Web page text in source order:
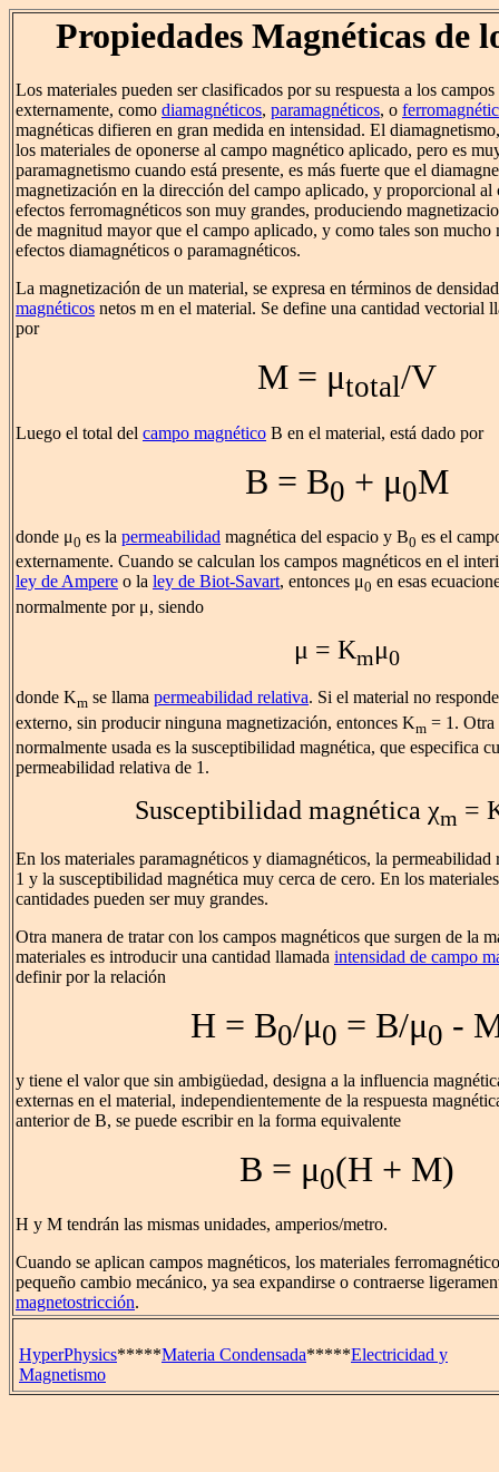
Propiedades Magnéticas de
Los materiales pueden ser clasificados por su respuesta a los
externamente, como diamagnéticos, paramagnéticos, o
magnéticas difieren en gran medida en intensidad. El
los materiales de oponerse al campo magnético aplicado, pero es
paramagnetismo cuando está presente, es más fuerte que el
magnetización en la dirección del campo aplicado, y proporcional al
efectos ferromagnéticos son muy grandes, produciendo
de magnitud mayor que el campo aplicado, y como tales son mucho
efectos diamagnéticos o paramagnéticos.
La magnetización de un material, se expresa en términos de
magnéticos netos m en el material. Se define una cantidad vectorial
por
M = μtotal/V
Luego el total del campo magnético B en el material, está dado por
B = B0 + μ0M
donde μ0 es la permeabilidad magnética del espacio y B0 es el
externamente. Cuando se calculan los campos magnéticos en el
ley de Ampere o la ley de Biot-Savart, entonces μ0 en esas
normalmente por μ, siendo
μ = Kmμ0
donde Km se llama permeabilidad relativa. Si el material no
externo, sin producir ninguna magnetización, entonces Km = 1. Otra
normalmente usada es la susceptibilidad magnética, que especifica
permeabilidad relativa de 1.
Susceptibilidad magnética χm =
En los materiales paramagnéticos y diamagnéticos, la permeabilidad
1 y la susceptibilidad magnética muy cerca de cero. En los
cantidades pueden ser muy grandes.
Otra manera de tratar con los campos magnéticos que surgen de la
materiales es introducir una cantidad llamada intensidad de campo
definir por la relación
H = B0/μ0 = B/μ0 -
y tiene el valor que sin ambigüedad, designa a la influencia
externas en el material, independientemente de la respuesta
anterior de B, se puede escribir en la forma equivalente
B = μ0(H + M)
H y M tendrán las mismas unidades, amperios/metro.
Cuando se aplican campos magnéticos, los materiales
pequeño cambio mecánico, ya sea expandirse o contraerse
magnetostricción.
HyperPhysics*****Materia Condensada*****Electricidad y
Magnetismo